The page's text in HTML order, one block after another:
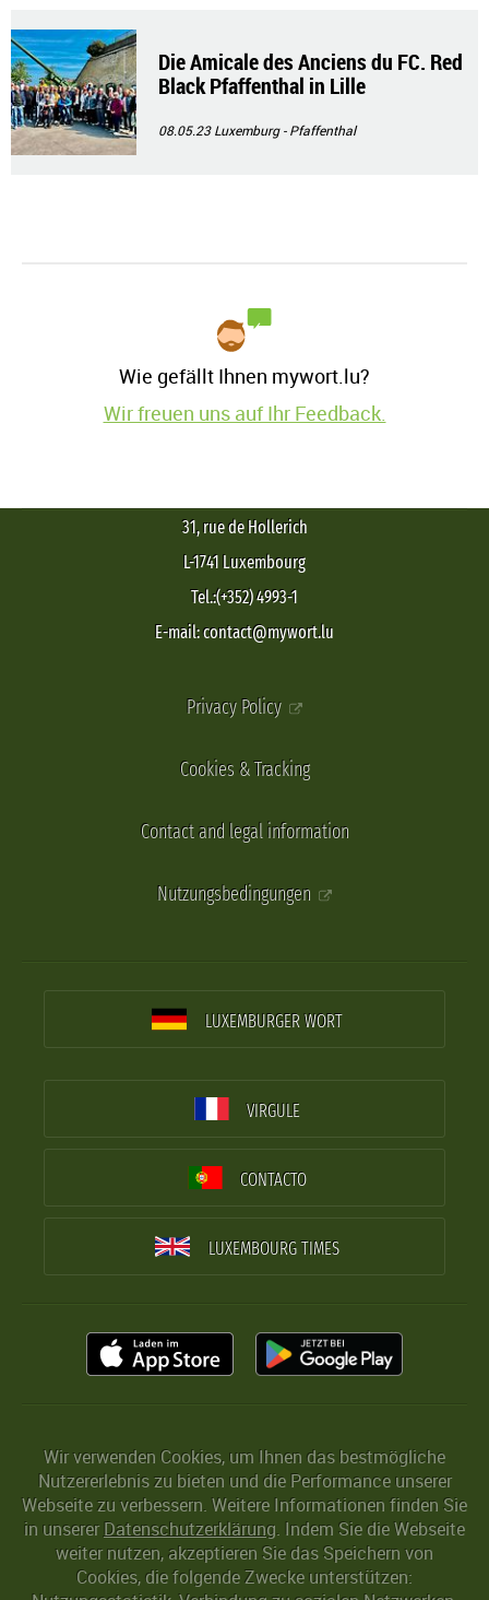
Die Amicale des Anciens du FC. Red
Black Pfaffenthal in Lille
08.05.23Luxemburg - Pfaffenthal
Wie gefällt Ihnen mywort.lu?
Wir freuen uns auf Ihr Feedback.
31, rue de Hollerich
L-1741 Luxembourg
Tel.:(+352) 4993-1
E-mail: contact@mywort.lu
Privacy Policy
Cookies & Tracking
Contact and legal information
Nutzungsbedingungen
LUXEMBURGER WORT
VIRGULE
CONTACTO
LUXEMBOURG TIMES
Wir verwenden Cookies, um Ihnen das bestmögliche
Nutzererlebnis zu bieten und die Performance unserer
Webseite zu verbessern. Weitere Informationen finden Sie
in unserer Datenschutzerklärung. Indem Sie die Webseite
weiter nutzen, akzeptieren Sie das Speichern von
Cookies, die folgende Zwecke unterstützen: